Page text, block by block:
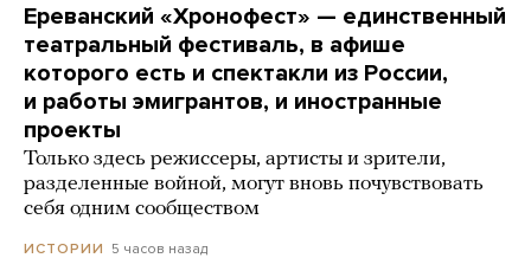
Ереванский «Хронофест» — единственный
театральный фестиваль, в афише
которого есть и спектакли из России,
и работы эмигрантов, и иностранные
проекты
Только здесь режиссеры, артисты и зрители,
разделенные войной, могут вновь почувствовать
себя одним сообществом
ИСТОРИИ 5 часов назад